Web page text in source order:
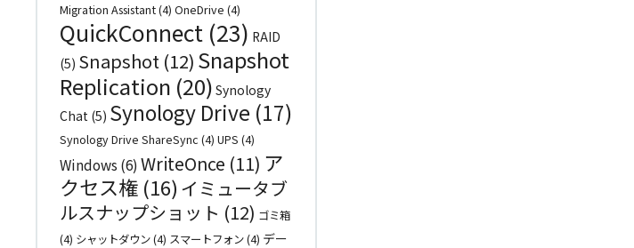
Migration Assistant(4) OneDrive (4)
QuickConnect (23) RAID
(5) Snapshot (12) Snapshot
Replication (20) Synology
Chat (5) Synology Drive (17)
Synology Drive ShareSync (4) UPS (4)
Windows (6) WriteOnce (11) ア
クセス権 (16) イミュータブ
ルスナップショット (12) ゴミ箱
(4) シャットダウン(4) スマートフォン(4) デー